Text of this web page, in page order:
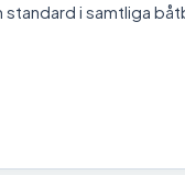
standard i samtliga